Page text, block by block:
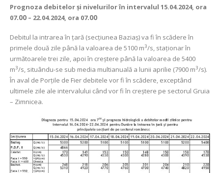
Prognoza debitelor şi nivelurilorîn intervalul 15.04.2024, ora
07.00 – 22.04.2024, ora 07.00
Debitul la intrarea în ţară (secţiunea Baziaş) va fi în scădere în
primele două zile până la valoarea de 5100 m3/s, staționar în
următoarele trei zile, apoi în creștere până la valoarea de 5400
m3/s, situându-se sub media multianuală a lunii aprilie (7900 m3/s).
În aval de Porţile de Fier debitele vor fi în scădere, exceptând
ultimele zile ale intervalului când vor fi în creștere pe sectorul Gruia
– Zimnicea.